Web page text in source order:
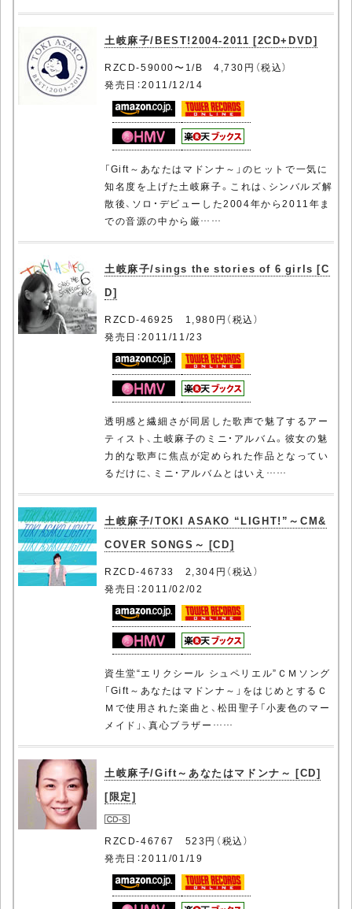
土岐麻子/BEST!2004-2011 [2CD+DVD]
RZCD-59000〜1/B 4,730円（税込）
発売日：2011/12/14
「Gift～あなたはマドンナ～」のヒットで一気に
知名度を上げた土岐麻子。これは、シンバルズ解
散後、ソロ・デビューした2004年から2011年ま
での音源の中から厳……
土岐麻子/sings the stories of 6 girls [C
D]
RZCD-46925 1,980円（税込）
発売日：2011/11/23
透明感と繊細さが同居した歌声で魅了するアー
ティスト、土岐麻子のミニ・アルバム。彼女の魅
力的な歌声に焦点が定められた作品となってい
るだけに、ミニ・アルバムとはいえ……
土岐麻子/TOKI ASAKO “LIGHT!”～CM&
COVER SONGS～ [CD]
RZCD-46733 2,304円（税込）
発売日：2011/02/02
資生堂“エリクシール シュペリエル”ＣＭソング
「Gift～あなたはマドンナ～」をはじめとするＣ
Ｍで使用された楽曲と、松田聖子「小麦色のマー
メイド」、真心ブラザー……
土岐麻子/Gift～あなたはマドンナ～ [CD]
[限定]
RZCD-46767 523円（税込）
発売日：2011/01/19